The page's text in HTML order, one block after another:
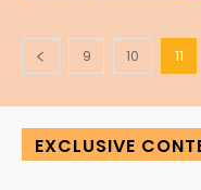
9 10 11
EXCLUSIVE